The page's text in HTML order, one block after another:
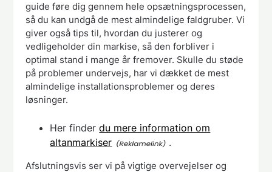
guide føre dig gennem hele opsætningsprocessen,
så du kan undgå de mest almindelige faldgruber. Vi
giver også tips til, hvordan du justerer og
vedligeholder din markise, så den forbliver i
optimal stand i mange år fremover. Skulle du støde
på problemer undervejs, har vi dækket de mest
almindelige installationsproblemer og deres
løsninger.
Her finderdu mere information om
altanmarkiser
.
Afslutningsvis ser vi på vigtige overvejelser og